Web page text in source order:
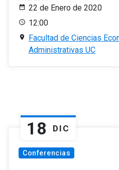
22 de Enero de 2020
12:00
Facultad de Ciencias
Administrativas UC
18 DIC
Conferencias